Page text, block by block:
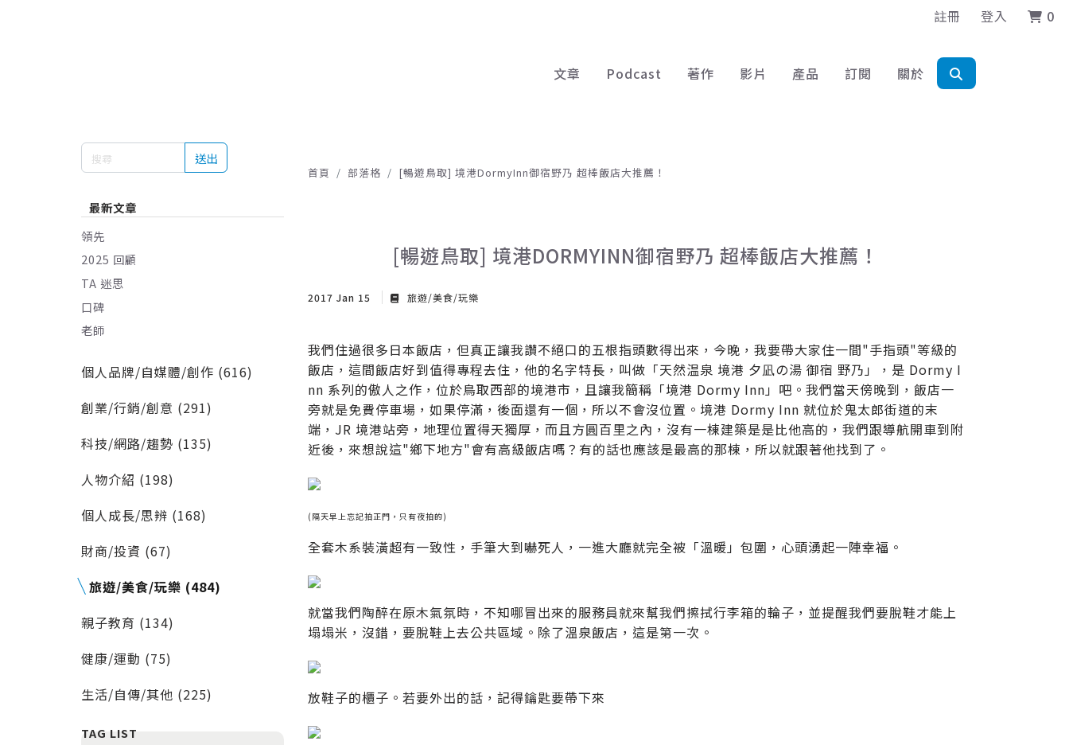
註冊 登入 0
文章 Podcast 著作 影片 產品 訂閱 關於
送出
最新文章
領先
2025 回顧
TA 迷思
口碑
老師
個人品牌/自媒體/創作 (616)
創業/行銷/創意 (291)
科技/網路/趨勢 (135)
人物介紹 (198)
個人成長/思辨 (168)
財商/投資 (67)
旅遊/美食/玩樂 (484)
親子教育 (134)
健康/運動 (75)
生活/自傳/其他 (225)
首頁 部落格 [暢遊鳥取] 境港DormyInn御宿野乃 超棒飯店大推薦！
[暢遊鳥取] 境港DORMYINN御宿野乃 超棒飯店大推薦！
2017 Jan 15 旅遊/美食/玩樂
我們住過很多日本飯店，但真正讓我讚不絕口的五根指頭數得出來，今晚，我要帶大家住一間"手指頭"等級的
飯店，這間飯店好到值得專程去住，他的名字特長，叫做「天然温泉 境港 夕凪の湯 御宿 野乃」，是 Dormy I
nn 系列的傲人之作，位於鳥取西部的境港市，且讓我簡稱「境港 Dormy Inn」吧。我們當天傍晚到，飯店一
旁就是免費停車場，如果停滿，後面還有一個，所以不會沒位置。境港 Dormy Inn 就位於鬼太郎街道的末
端，JR 境港站旁，地理位置得天獨厚，而且方圓百里之內，沒有一棟建築是是比他高的，我們跟導航開車到附
近後，來想說這"鄉下地方"會有高級飯店嗎？有的話也應該是最高的那棟，所以就跟著他找到了。
(隔天早上忘記拍正門，只有夜拍的)
全套木系裝潢超有一致性，手筆大到嚇死人，一進大廳就完全被「溫暖」包圍，心頭湧起一陣幸福。
就當我們陶醉在原木氣氛時，不知哪冒出來的服務員就來幫我們擦拭行李箱的輪子，並提醒我們要脫鞋才能上
塌塌米，沒錯，要脫鞋上去公共區域。除了溫泉飯店，這是第一次。
放鞋子的櫃子。若要外出的話，記得鑰匙要帶下來